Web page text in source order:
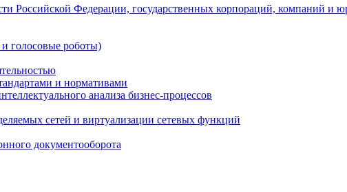
Российской Федерации, государственных корпораций, компаний и
голосовые роботы)
и нормативами
анализа бизнес-процессов
сетей и виртуализации сетевых функций
документооборота